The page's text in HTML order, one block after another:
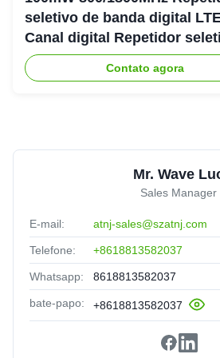
seletivo de banda digital
Canal digital Repetidor
Bda Pico
Contato agora
Mr. Wave
Sales Manager
E-mail: atnj-sales@szatnj.com
Telefone: +8618813582037
Whatsapp: 8618813582037
bate-papo: +8618813582037